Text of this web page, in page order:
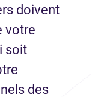
doivent
votre
soit
des